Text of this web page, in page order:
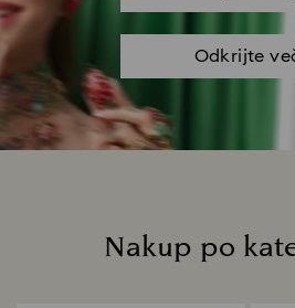
Odkrijte
Nakup po